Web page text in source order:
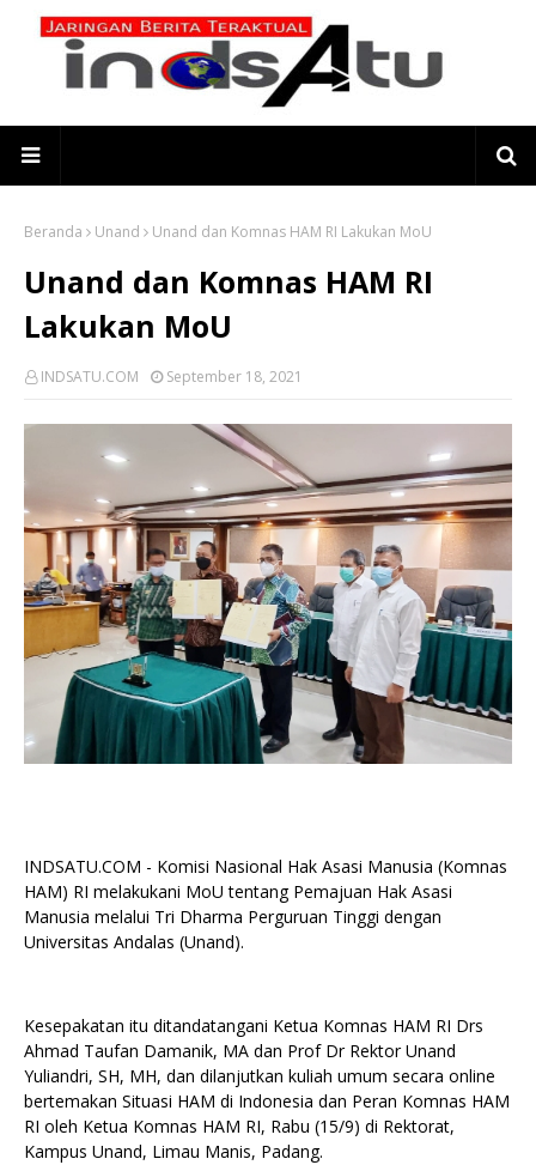
Beranda Unand Unand dan Komnas HAM RI Lakukan MoU
Unand dan Komnas HAM RI
Lakukan MoU
INDSATU.COM September 18, 2021
INDSATU.COM - Komisi Nasional Hak Asasi Manusia (Komnas
HAM) RI melakukani MoU tentang Pemajuan Hak Asasi
Manusia melalui Tri Dharma Perguruan Tinggi dengan
Universitas Andalas (Unand).
Kesepakatan itu ditandatangani Ketua Komnas HAM RI Drs
Ahmad Taufan Damanik, MA dan Prof Dr Rektor Unand
Yuliandri, SH, MH, dan dilanjutkan kuliah umum secara online
bertemakan Situasi HAM di Indonesia dan Peran Komnas HAM
RI oleh Ketua Komnas HAM RI, Rabu (15/9) di Rektorat,
Kampus Unand, Limau Manis, Padang.